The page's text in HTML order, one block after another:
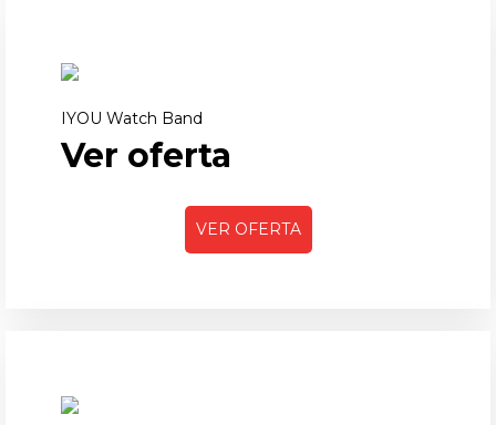
IYOU Watch Band
Ver oferta
VER OFERTA